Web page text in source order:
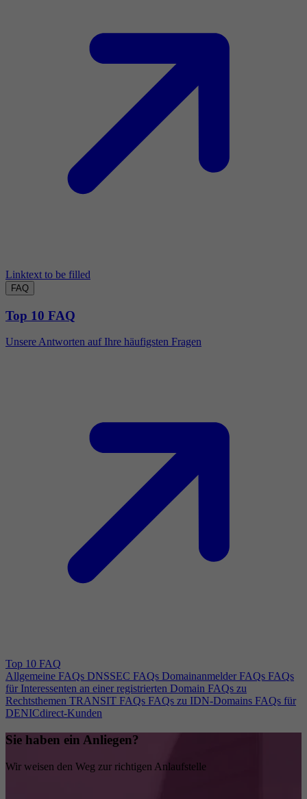
Linktext to be filled
FAQ
Top 10 FAQ
Unsere Antworten auf Ihre häufigsten Fragen
Top 10 FAQ
Allgemeine FAQs DNSSEC FAQs Domainanmelder FAQs FAQs
für Interessenten an einer registrierten Domain FAQs zu
Rechtsthemen TRANSIT FAQs FAQs zu IDN-Domains FAQs für
DENICdirect-Kunden
Sie haben ein Anliegen?
Wir weisen den Weg zur richtigen Anlaufstelle